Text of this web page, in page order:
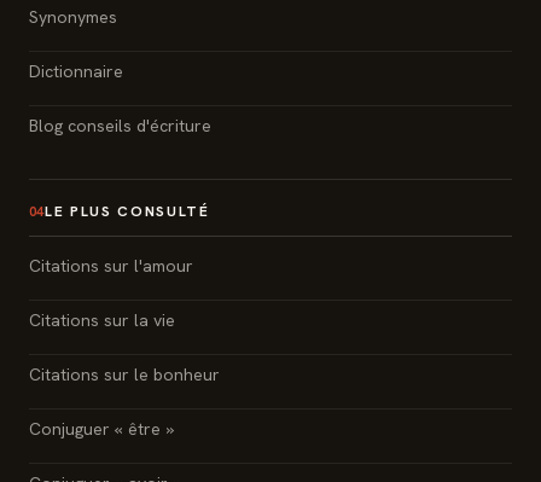
Synonymes
Dictionnaire
Blog conseils d'écriture
04LE PLUS CONSULTÉ
Citations sur l'amour
Citations sur la vie
Citations sur le bonheur
Conjuguer « être »